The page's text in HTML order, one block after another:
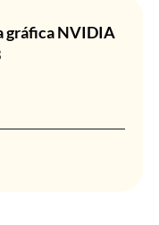
gráfica NVIDIA